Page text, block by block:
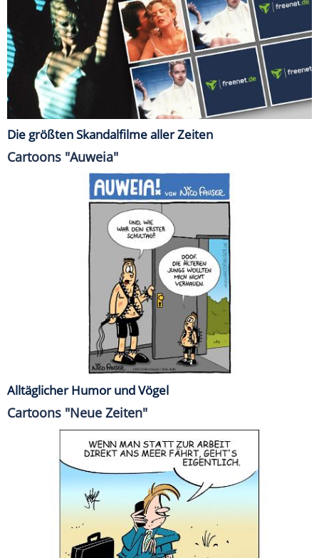
Die größten Skandalfilme aller Zeiten
Cartoons "Auweia"
Alltäglicher Humor und Vögel
Cartoons "Neue Zeiten"